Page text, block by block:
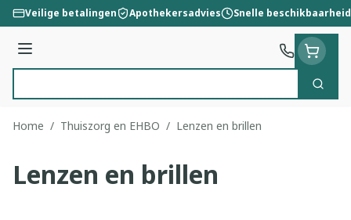
Ga naar de inhoud
Veilige betalingen Apothekersadvies Snelle beschikbaarheid
Menu
Zoek
Home / Thuiszorg en EHBO / Lenzen en brillen
Lenzen en brillen